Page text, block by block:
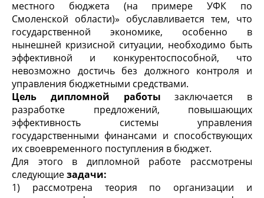
местного бюджета (на примере УФК по
Смоленской области)» обуславливается тем, что
государственной экономике, особенно в
нынешней кризисной ситуации, необходимо быть
эффективной и конкурентоспособной, что
невозможно достичь без должного контроля и
управления бюджетными средствами.
Цель дипломной работы заключается в
разработке предложений, повышающих
эффективность системы управления
государственными финансами и способствующих
их своевременного поступления в бюджет.
Для этого в дипломной работе рассмотрены
следующиезадачи:
1) рассмотрена теория по организации и